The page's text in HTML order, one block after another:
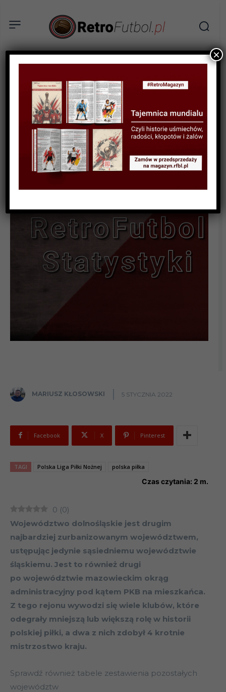
STATYSTYKI FUTBOLOWE
STATYSTYKI KLUBOWE
STATYSTYKI LIGOWE
Najlepsze drużyny w
województwie
dolnośląskim rok po roku
MARIUSZ KŁOSOWSKI 5 STYCZNIA 2022
Facebook X Pinterest
TAGI Polska Liga Piłki Nożnej polska piłka
Czas czytania: 2 m.
0 (0)
Województwo dolnośląskie jest drugim
najbardziej zurbanizowanym województwem,
ustępując jedynie sąsiedniemu województwie
śląskiemu. Jest to również drugi
po województwie mazowieckim okrąg
administracyjny pod kątem PKB na mieszkańca.
Z tego rejonu wywodzi się wiele klubów, które
odegrały mniejszą lub większą rolę w historii
polskiej piłki, a dwa z nich zdobył 4 krotnie
mistrzostwo kraju.
Sprawdź również tabele zestawienia pozostałych
województw
×